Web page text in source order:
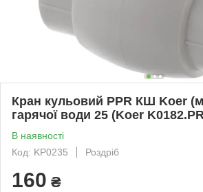
Кран кульовий PPR КШ Koer
гарячої води 25 (Koer
В наявності
Код: KP0235
Роздріб
160 ₴